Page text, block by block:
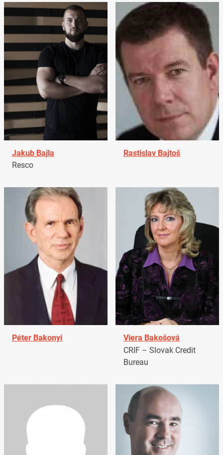
Jakub Bajla
Resco
Rastislav Bajtoš
Péter Bakonyi
Viera Bakošová
CRIF – Slovak Credit
Bureau